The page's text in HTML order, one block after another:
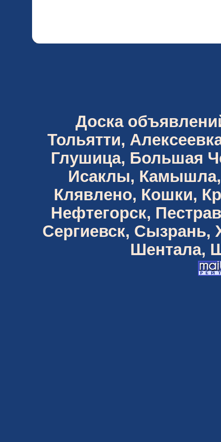
Доска
Тольятти,
Глушица, Большая
Исаклы, Камышла,
Клявлено, Кошки,
Нефтегорск,
Сергиевск,
Шентала,